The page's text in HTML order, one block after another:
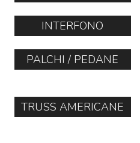
INTERFONO
PALCHI / PEDANE
TRUSS AMERICANE